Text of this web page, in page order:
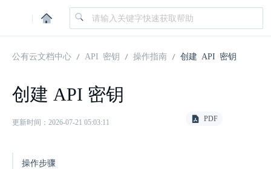
|
公有云文档中心 API 密钥 操作指南 创建 API 密钥
创建 API 密钥
更新时间：2026-07-21 05:03:11 PDF
操作步骤